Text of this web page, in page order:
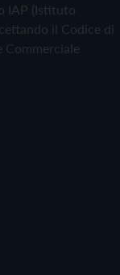
IAP (Istituto
il Codice di
Commerciale